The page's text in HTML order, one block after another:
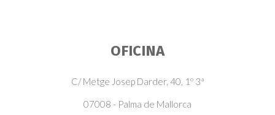
OFICINA
C/ Metge Josep Darder, 40, 1º 3ª
07008 - Palma de Mallorca